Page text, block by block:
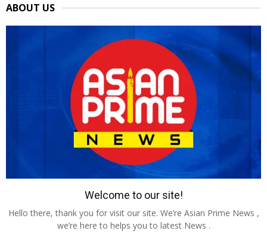
ABOUT US
Welcome to our site!
Hello there, thank you for visit our site. We’re Asian Prime News ,
we’re here to helps you to latest News .